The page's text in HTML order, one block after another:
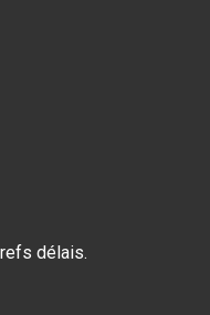
délais.